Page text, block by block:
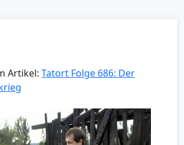
Artikel: Tatort Folge 686: Der